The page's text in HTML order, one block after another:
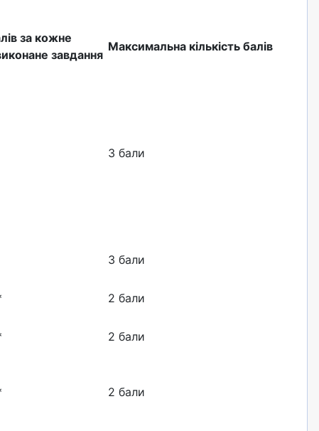
за кожне
завдання
Максимальна кількість балів
3 бали
3 бали
2 бали
2 бали
2 бали